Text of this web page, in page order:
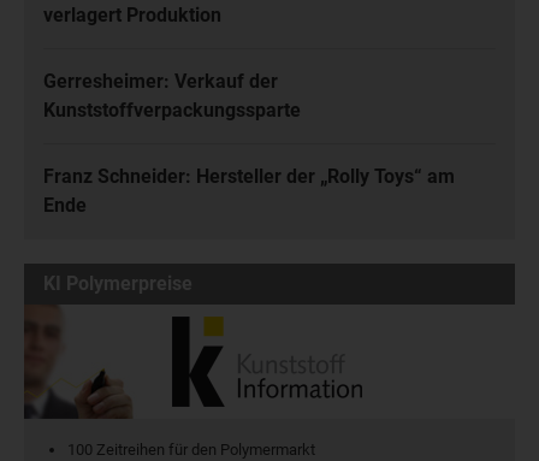
verlagert Produktion
Gerresheimer: Verkauf der
Kunststoffverpackungssparte
Franz Schneider: Hersteller der „Rolly Toys“ am
Ende
KI Polymerpreise
100 Zeitreihen für den Polymermarkt